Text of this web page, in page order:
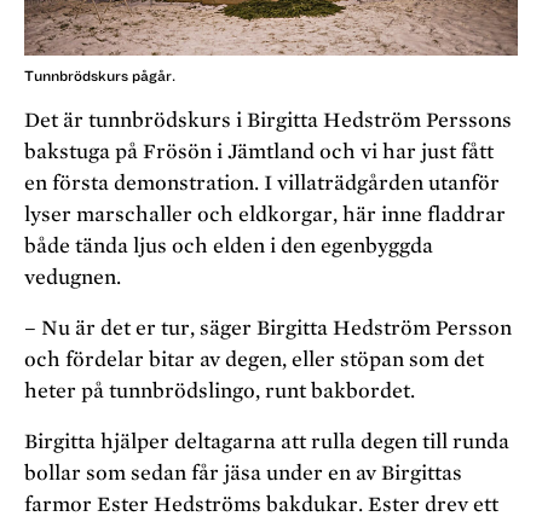
Tunnbrödskurs pågår.
Det är tunnbrödskurs i Birgitta Hedström Perssons
bakstuga på Frösön i Jämtland och vi har just fått
en första demonstration. I villaträdgården utanför
lyser marschaller och eldkorgar, här inne fladdrar
både tända ljus och elden i den egenbyggda
vedugnen.
– Nu är det er tur, säger Birgitta Hedström Persson
och fördelar bitar av degen, eller stöpan som det
heter på tunnbrödslingo, runt bakbordet.
Birgitta hjälper deltagarna att rulla degen till runda
bollar som sedan får jäsa under en av Birgittas
farmor Ester Hedströms bakdukar. Ester drev ett